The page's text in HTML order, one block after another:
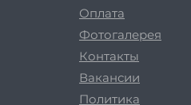
Оплата
Фотогалерея
Контакты
Вакансии
Политика